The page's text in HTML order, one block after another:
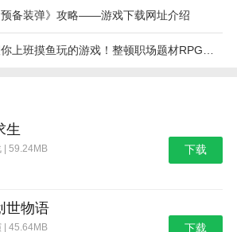
预备装弹》攻略——游戏下载网址介绍
生
| 59.24MB 下载
世物语
| 45.64MB 下载